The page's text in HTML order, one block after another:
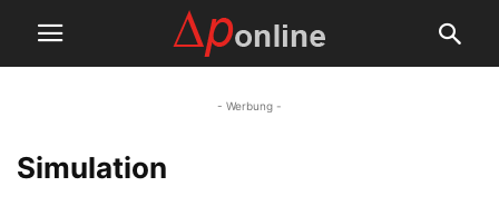
- Werbung -
Simulation